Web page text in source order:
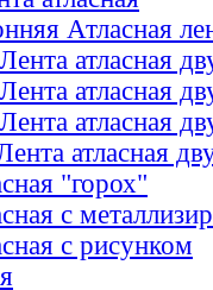
Атласная
атласная
атласная
атласная
атласная
"горох"
с
с рисунком